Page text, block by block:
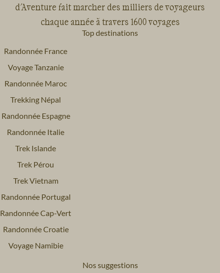
d'Aventure fait marcher des milliers de voyageurs
chaque année à travers 1600 voyages
Top destinations
Randonnée France
Voyage Tanzanie
Randonnée Maroc
Trekking Népal
Randonnée Espagne
Randonnée Italie
Trek Islande
Trek Pérou
Trek Vietnam
Randonnée Portugal
Randonnée Cap-Vert
Randonnée Croatie
Voyage Namibie
Nos suggestions